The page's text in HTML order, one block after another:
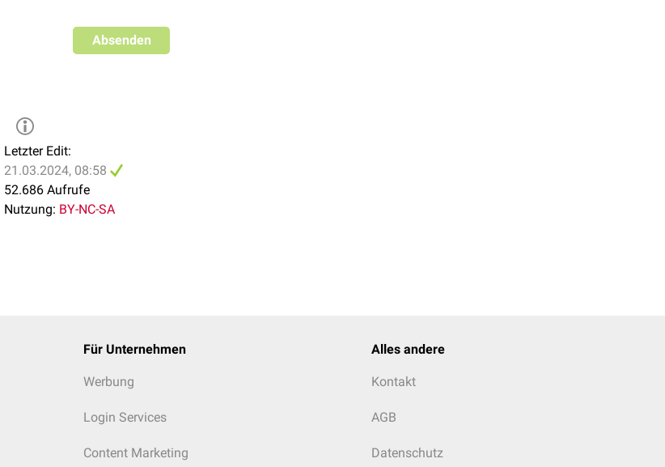
Absenden
Letzter Edit:
21.03.2024, 08:58
52.686 Aufrufe
Nutzung: BY-NC-SA
Für Unternehmen
Werbung
Login Services
Content Marketing
Alles andere
Kontakt
AGB
Datenschutz